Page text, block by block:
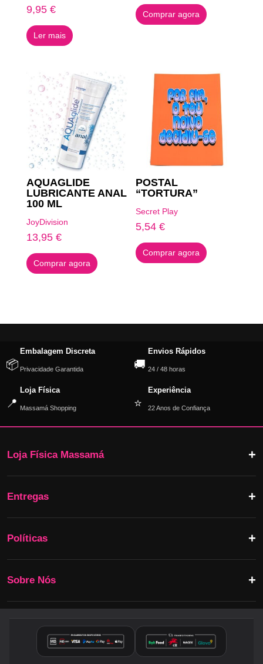
9,95 €
Ler mais
Comprar agora
AQUAGLIDE
LUBRICANTE ANAL
100 ML
JoyDivision
13,95 €
Comprar agora
POSTAL
“TORTURA”
Secret Play
5,54€
Comprar agora
📦
Embalagem Discreta
Privacidade Garantida 🚚
Envios Rápidos
24 / 48 horas
📍
Loja Física
Massamá Shopping ⭐
Experiência
22 Anos de Confiança
Loja Física Massamá
Entregas
Políticas
Sobre Nós